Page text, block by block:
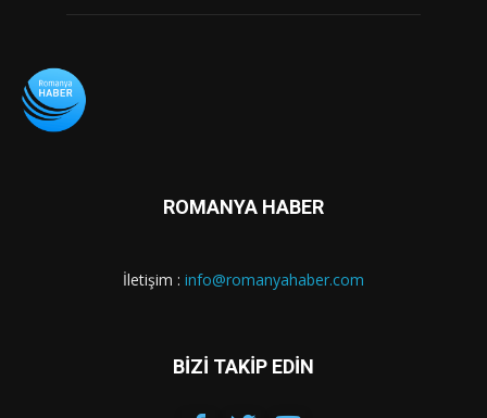
ROMANYA HABER
İletişim : info@romanyahaber.com
BİZİ TAKİP EDİN